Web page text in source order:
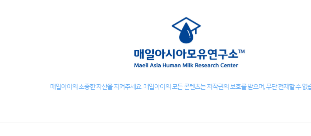
매일아이의 소중한 자산을 지켜주세요. 매일아이의 모든 콘텐츠는 저작권의 보호를 받으며, 무단 전재할 수 없